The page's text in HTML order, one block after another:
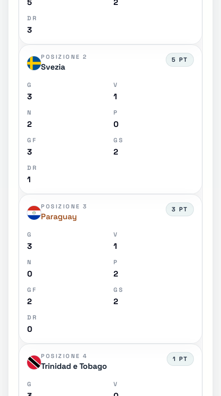
5 2
DR
3
POSIZIONE 2
Svezia
5 PT
G
3
V
1
N
2
P
0
GF
3
GS
2
DR
1
POSIZIONE 3
Paraguay
3 PT
G
3
V
1
N
0
P
2
GF
2
GS
2
DR
0
POSIZIONE 4
Trinidad e Tobago
1 PT
G V